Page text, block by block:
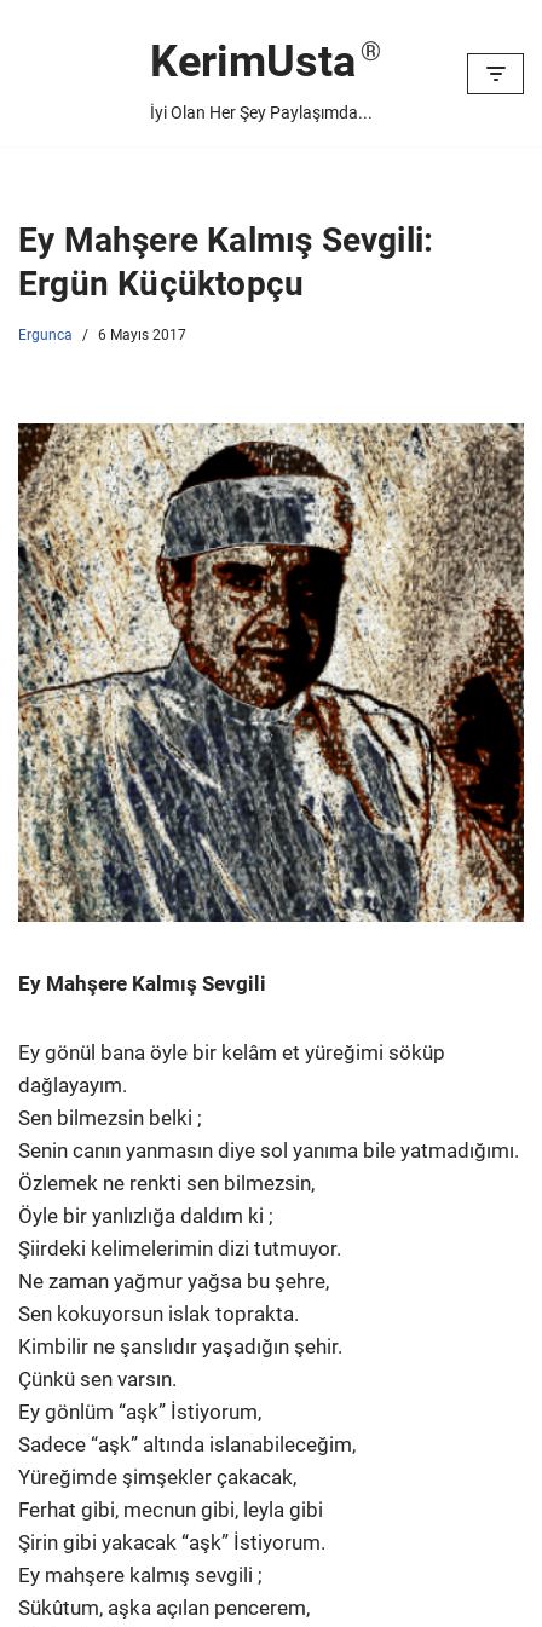
KerimUsta
İyi Olan Her Şey Paylaşımda...
Ey Mahşere Kalmış Sevgili:
Ergün Küçüktopçu
Ergunca 6 Mayıs 2017
Ey Mahşere Kalmış Sevgili
Ey gönül bana öyle bir kelâm et yüreğimi söküp
dağlayayım.
Sen bilmezsin belki ;
Senin canın yanmasın diye sol yanıma bile yatmadığımı.
Özlemek ne renkti sen bilmezsin,
Öyle bir yanlızlığa daldım ki ;
Şiirdeki kelimelerimin dizi tutmuyor.
Ne zaman yağmur yağsa bu şehre,
Sen kokuyorsun islak toprakta.
Kimbilir ne şanslıdır yaşadığın şehir.
Çünkü sen varsın.
Ey gönlüm “aşk” İstiyorum,
Sadece “aşk” altında islanabileceğim,
Yüreğimde şimşekler çakacak,
Ferhat gibi, mecnun gibi, leyla gibi
Şirin gibi yakacak “aşk” İstiyorum.
Ey mahşere kalmış sevgili ;
Sükûtum, aşka açılan pencerem,